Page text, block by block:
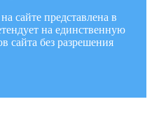
сайте представлена в
на единственную
сайта без разрешения